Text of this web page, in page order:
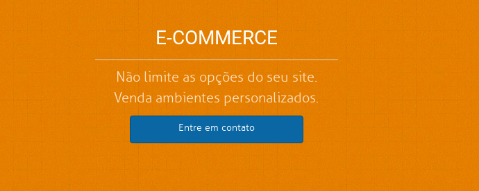
E-COMMERCE
Não limite as opções do seu site.
Venda ambientes personalizados.
Entre em contato